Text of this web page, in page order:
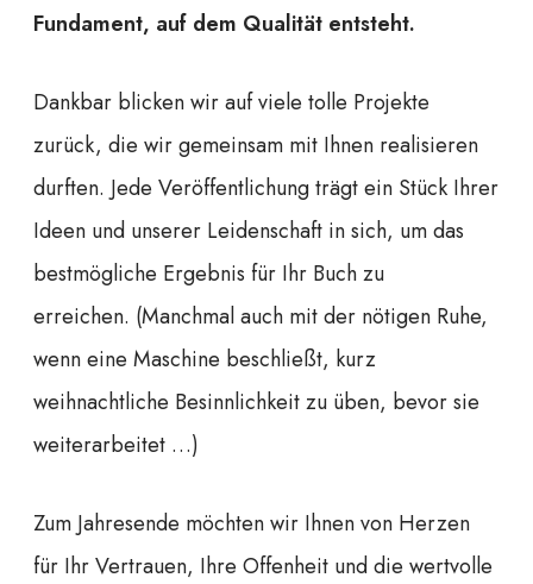
Fundament, auf dem Qualität entsteht.
Dankbar blicken wir auf viele tolle Projekte
zurück, die wir gemeinsam mit Ihnen realisieren
durften. Jede Veröffentlichung trägt ein Stück Ihrer
Ideen und unserer Leidenschaft in sich, um das
bestmögliche Ergebnis für Ihr Buch zu
erreichen. (Manchmal auch mit der nötigen Ruhe,
wenn eine Maschine beschließt, kurz
weihnachtliche Besinnlichkeit zu üben, bevor sie
weiterarbeitet …)
Zum Jahresende möchten wir Ihnen von Herzen
für Ihr Vertrauen, Ihre Offenheit und die wertvolle